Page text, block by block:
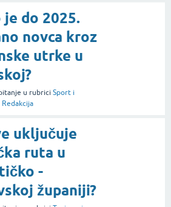
do 2025.
novca kroz
utrke u
u rubrici Sport i
Redakcija
uključuje
ruta u
-
županiji?